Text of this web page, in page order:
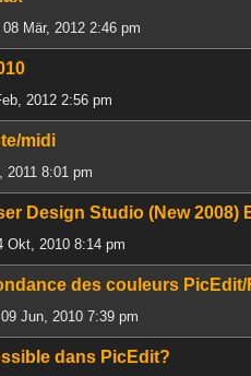
Mär, 2012 2:46 pm
2012 2:56 pm
midi
2011 8:01 pm
Design Studio (New 2008)
Okt, 2010 8:14 pm
des couleurs PicEdit/
Jun, 2010 7:39 pm
dans PicEdit?